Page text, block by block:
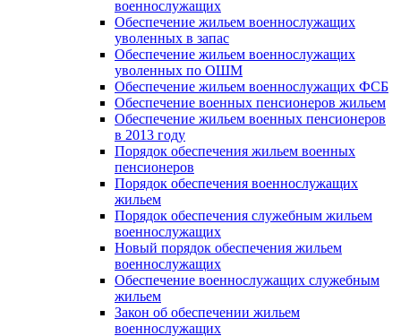
военнослужащих
Обеспечение жильем военнослужащих
уволенных в запас
Обеспечение жильем военнослужащих
уволенных по ОШМ
Обеспечение жильем военнослужащих ФСБ
Обеспечение военных пенсионеров жильем
Обеспечение жильем военных пенсионеров
в 2013 году
Порядок обеспечения жильем военных
пенсионеров
Порядок обеспечения военнослужащих
жильем
Порядок обеспечения служебным жильем
военнослужащих
Новый порядок обеспечения жильем
военнослужащих
Обеспечение военнослужащих служебным
жильем
Закон об обеспечении жильем
военнослужащих